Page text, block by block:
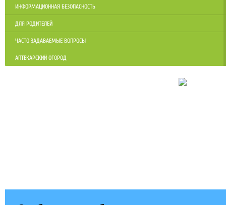
ИНФОРМАЦИОННАЯ БЕЗОПАСНОСТЬ
ДЛЯ РОДИТЕЛЕЙ
ЧАСТО ЗАДАВАЕМЫЕ ВОПРОСЫ
АПТЕКАРСКИЙ ОГОРОД